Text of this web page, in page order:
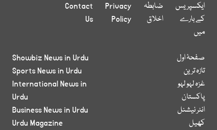
ایکسپریس
کے بارے
میں
ضابطہ
اخلاق
Privacy
Policy
Contact
Us
صفحۂ اول
تازہ ترین
غزہ لہو لہو
پاکستان
انٹر نیشنل
کھیل
Showbiz News in Urdu
Sports News in Urdu
International News in
Urdu
Business News in Urdu
Urdu Magazine